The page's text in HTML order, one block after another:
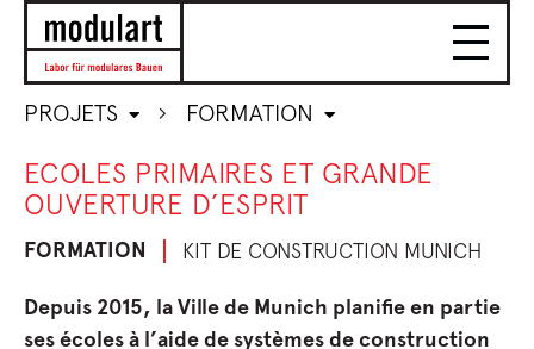
PROJETS FORMATION
ECOLES PRIMAIRES ET GRANDE
OUVERTURE D’ESPRIT
FORMATION KIT DE CONSTRUCTION MUNICH
Depuis 2015, la Ville de Munich planifie en partie
ses écoles à l’aide de systèmes de construction